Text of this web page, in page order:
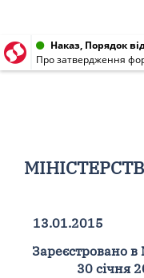
Наказ, Порядок